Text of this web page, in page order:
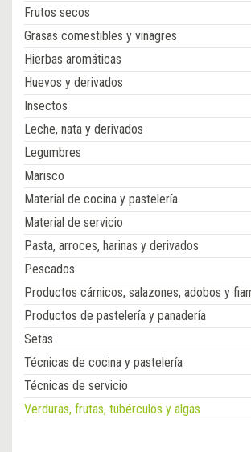
Frutos secos
Grasas comestibles y vinagres
Hierbas aromáticas
Huevos y derivados
Insectos
Leche, nata y derivados
Legumbres
Marisco
Material de cocina y pastelería
Material de servicio
Pasta, arroces, harinas y derivados
Pescados
Productos cárnicos, salazones, adobos y
Productos de pastelería y panadería
Setas
Técnicas de cocina y pastelería
Técnicas de servicio
Verduras, frutas, tubérculos y algas